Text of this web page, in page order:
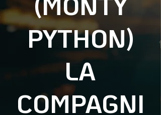
PYTHON)
LA
COMPAGNI